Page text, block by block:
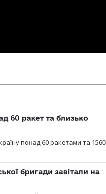
60 ракет та близько
понад 60 ракетами та 1560
бригади завітали на